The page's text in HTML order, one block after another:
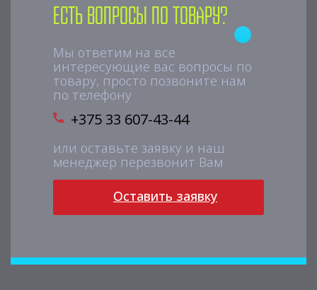
Есть вопросы по товару?
Мы ответим на все
интересующие вас вопросы по
товару, просто позвоните нам
по телефону
+375 33 607-43-44
или оставьте заявку и наш
менеджер перезвонит Вам
Оставить заявку